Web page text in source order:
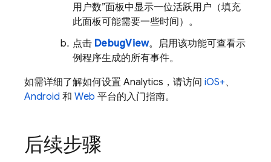
用户数”面板中显示一位活跃用户（填充
此面板可能需要一些时间）。
点击 DebugView。启用该功能可查看示
例程序生成的所有事件。
如需详细了解如何设置 Analytics ，请访问 iOS+、
Android 和 Web 平台的入门指南。
后续步骤